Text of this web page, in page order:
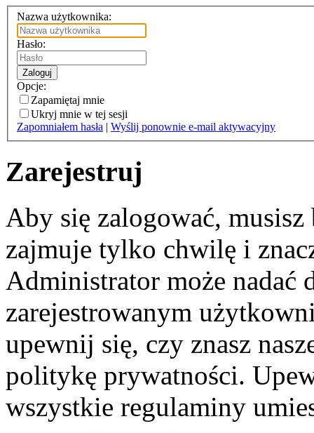
Nazwa użytkownika:
Hasło:
Zaloguj
Opcje:
Zapamiętaj mnie
Ukryj mnie w tej sesji
Zapomniałem hasła | Wyślij ponownie e-mail aktywacyjny
Zarejestruj
Aby się zalogować,
zajmuje tylko chwilę i
Administrator może nadać
zarejestrowanym
upewnij się, czy znasz
politykę prywatności.
wszystkie regulaminy